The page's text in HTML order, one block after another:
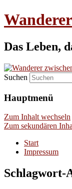
Das Leben,
Suchen
Hauptmenü
Zum Inhalt wechseln
Zum sekundären
Start
Impressum
Schlagwort-